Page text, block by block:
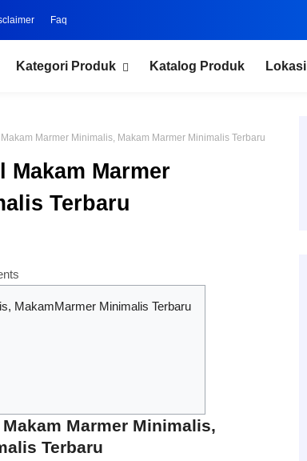
Faq
Kategori Produk Katalog Produk Lokasi
Marmer Minimalis, Makam Marmer Minimalis Terbaru
Makam Marmer
Terbaru
MakamMarmer Minimalis Terbaru
Marmer Minimalis,
Terbaru